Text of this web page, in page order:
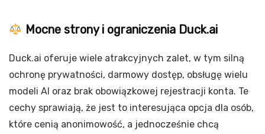
Mocne strony i ograniczenia Duck.ai
Duck.ai oferuje wiele atrakcyjnych zalet, w tym silną
ochronę prywatności, darmowy dostęp, obsługę wielu
modeli AI oraz brak obowiązkowej rejestracji konta. Te
cechy sprawiają, że jest to interesująca opcja dla osób,
które cenią anonimowość, a jednocześnie chcą